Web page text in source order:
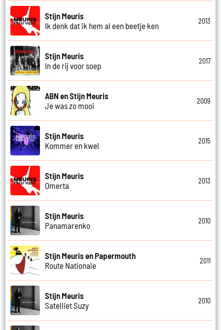
Stijn Meuris
Ik denk dat ik hem al een beetje ken
2013
Stijn Meuris
In de rij voor soep
2017
ABN en Stijn Meuris
Je was zo mooi
2009
Stijn Meuris
Kommer en kwel
2015
Stijn Meuris
Omerta
2013
Stijn Meuris
Panamarenko
2010
Stijn Meuris en Papermouth
Route Nationale
2011
Stijn Meuris
Satelliet Suzy
2010